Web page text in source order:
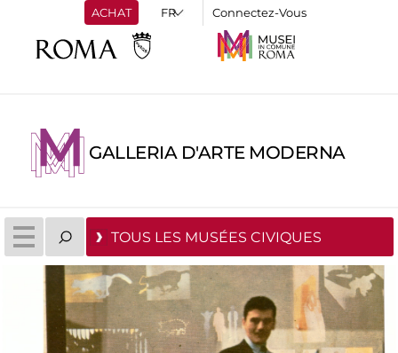
ACHAT Connectez-Vous
GALLERIA D'ARTE MODERNA
TOUS LES MUSÉES CIVIQUES